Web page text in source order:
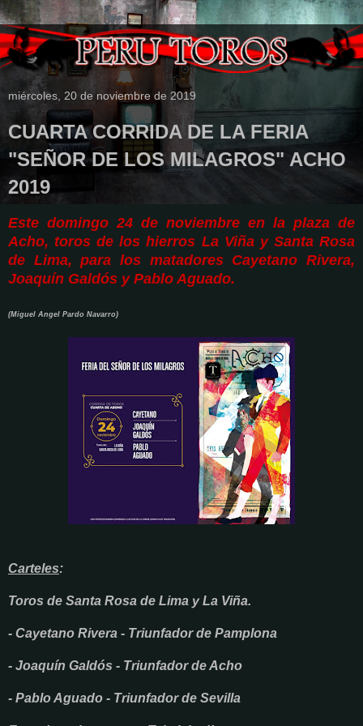
miércoles, 20 de noviembre de 2019
CUARTA CORRIDA DE LA FERIA
"SEÑOR DE LOS MILAGROS" ACHO
2019
Este domingo 24 de noviembre en la plaza de
Acho, toros de los hierros La Viña y Santa Rosa
de Lima, para los matadores Cayetano Rivera,
Joaquín Galdós y Pablo Aguado.
(Miguel Angel Pardo Navarro)
Carteles:
Toros de Santa Rosa de Lima y La Viña.
- Cayetano Rivera - Triunfador de Pamplona
- Joaquín Galdós - Triunfador de Acho
- Pablo Aguado - Triunfador de Sevilla